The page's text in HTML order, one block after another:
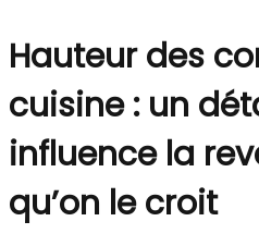
Hauteur des
cuisine : un
influence la
qu’on le croit